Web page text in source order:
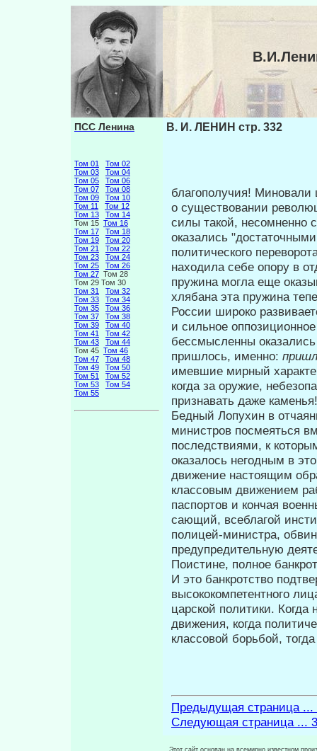
ПСС Ленина
Том 01
Том 02
Том 03
Том 04
Том 05
Том 06
Том 07
Том 08
Том 09
Том 10
Том 11
Том 12
Том 13
Том 14
Том 15 Том 16
Том 17
Том 18
Том 19
Том 20
Том 21
Том 22
Том 23
Том 24
Том 25
Том 26
Том 27 Том 28
Том 29 Том 30
Том 31
Том 32
Том 33
Том 34
Том 35
Том 36
Том 37
Том 38
Том 39
Том 40
Том 41
Том 42
Том 43
Том 44
Том 45 Том 46
Том 47
Том 48
Том 49
Том 50
Том 51
Том 52
Том 53
Том 54
Том 55
В. И. ЛЕНИН стр. 332
благополучия!
о суще­ствовании
силы такой, не­сомненно
оказались
политического
находила себе опору в
пружина могла еще
хлябана эта пружина
России широко
и сильное
бессмысленны
пришлось, именно:
имевшие мирный
когда за оружие,
признавать даже каменья!
Бедный Лопухин в
мини­стров посмеяться
последствиями, к
оказалось негодным в
движение настоящим
классовым движением
паспортов и кончая
сающий, всеблагой
полицей-министра,
предупредительную
Поистине, полное
И это банкротство
высококомпетентного
царской политики. Когда
движения, когда
классовой борьбой,
Предыдущая страница ...
Следующая страница ...
Этот сайт основан на всемирно известном